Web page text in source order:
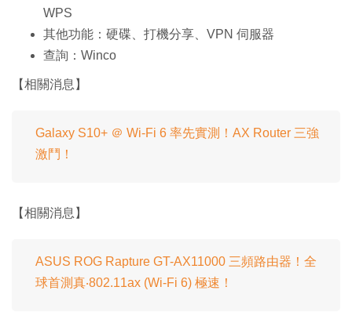
WPS
其他功能：硬碟、打機分享、VPN 伺服器
查詢：Winco
【相關消息】
Galaxy S10+ ＠ Wi-Fi 6 率先實測！AX Router 三強
激鬥！
【相關消息】
ASUS ROG Rapture GT-AX11000 三頻路由器！全
球首測真‧802.11ax (Wi-Fi 6) 極速！